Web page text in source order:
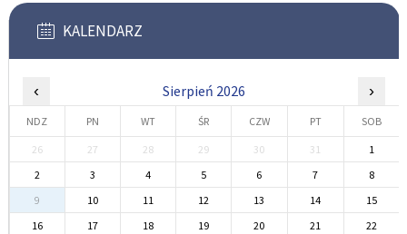
KALENDARZ
‹ Sierpień 2026 ›
NDZ PN WT ŚR CZW PT SOB
26 27 28 29 30 31
1
2
3 4 5 6 7
8
9
10 11 12 13 14
15
16
17 18 19 20 21
22